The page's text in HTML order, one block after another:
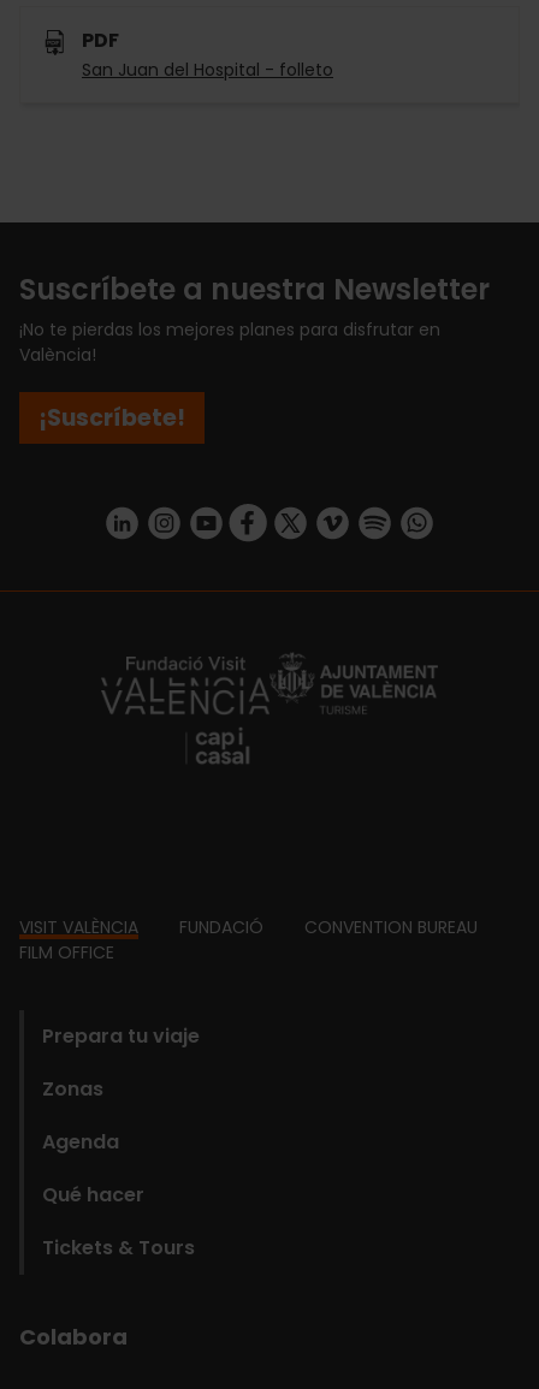
PDF
San Juan del Hospital - folleto
Suscríbete a nuestra Newsletter
¡No te pierdas los mejores planes para disfrutar en
València!
¡Suscríbete!
https://www.linkedin.com/company/turismo-valencia/mycompany/
https://www.instagram.com/visit_valencia/
https://www.youtube.com/user/
https://www.facebook.com/
https://twitter.com/
https://vimeo.com/
https://https://api.whatsapp.com/
https://fundacion.visitvalencia.com/
Footer
VISIT VALÈNCIA FUNDACIÓ
CONVENTION BUREAU
FILM OFFICE
Prepara tu viaje
Zonas
Agenda
Qué hacer
Tickets & Tours
Colabora